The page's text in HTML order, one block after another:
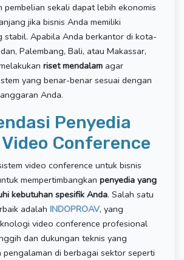
pembelian sekali dapat lebih ekonomis
jika bisnis Anda memiliki
stabil. Apabila Anda berkantor di kota-
Palembang, Bali, atau Makassar,
riset mendalam agar
yang benar-benar sesuai dengan
Anda.
Penyedia
Conference
video conference untuk bisnis
mempertimbangkan penyedia yang
kebutuhan spesifik Anda. Salah satu
adalah INDOPROAV, yang
video conference profesional
dan dukungan teknis yang
pengalaman di berbagai sektor seperti